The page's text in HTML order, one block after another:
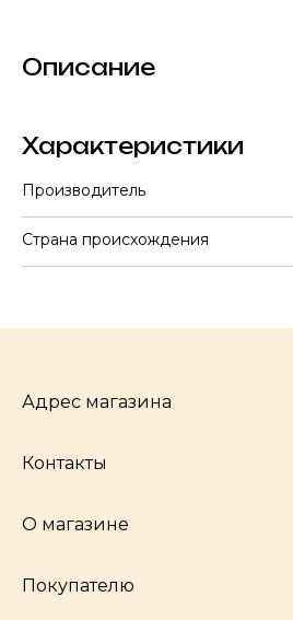
Описание
Характеристики
Производитель
Страна происхождения
Адрес магазина
Челябинск,
Контакты
pocherkartshop@mail.ru
hello@pocherkartshop.ru
О магазине
Наши истории
Покупателю